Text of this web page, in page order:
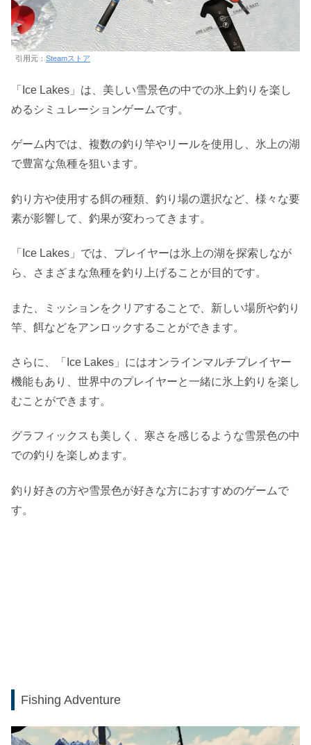
引用元： Steamストア
「Ice Lakes」は、美しい雪景色の中での氷上釣りを楽し
めるシミュレーションゲームです。
ゲーム内では、複数の釣り竿やリールを使用し、氷上の湖
で豊富な魚種を狙います。
釣り方や使用する餌の種類、釣り場の選択など、様々な要
素が影響して、釣果が変わってきます。
「Ice Lakes」では、プレイヤーは氷上の湖を探索しなが
ら、さまざまな魚種を釣り上げることが目的です。
また、ミッションをクリアすることで、新しい場所や釣り
竿、餌などをアンロックすることができます。
さらに、「Ice Lakes」にはオンラインマルチプレイヤー
機能もあり、世界中のプレイヤーと一緒に氷上釣りを楽し
むことができます。
グラフィックスも美しく、寒さを感じるような雪景色の中
での釣りを楽しめます。
釣り好きの方や雪景色が好きな方におすすめのゲームで
す。
Fishing Adventure